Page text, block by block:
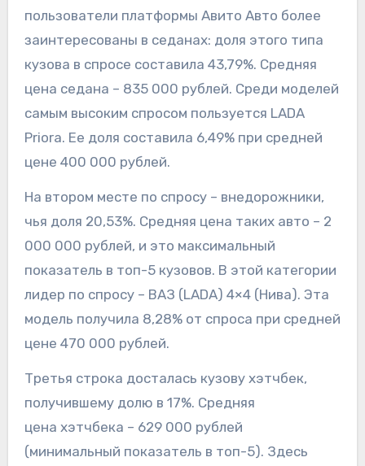
пользователи платформы Авито Авто более
заинтересованы в седанах: доля этого типа
кузова в спросе составила 43,79%. Средняя
цена седана – 835 000 рублей. Среди моделей
самым высоким спросом пользуется LADA
Priora. Ее доля составила 6,49% при средней
цене 400 000 рублей.
На втором месте по спросу – внедорожники,
чья доля 20,53%. Средняя цена таких авто – 2
000 000 рублей, и это максимальный
показатель в топ-5 кузовов. В этой категории
лидер по спросу – ВАЗ (LADA) 4×4 (Нива). Эта
модель получила 8,28% от спроса при средней
цене 470 000 рублей.
Третья строка досталась кузову хэтчбек,
получившему долю в 17%. Средняя
цена хэтчбека – 629 000 рублей
(минимальный показатель в топ-5). Здесь